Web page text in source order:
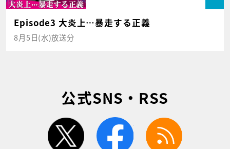
Episode3 大炎上…暴走する正義
8月5日(水)放送分
公式SNS・RSS
twitter facebook